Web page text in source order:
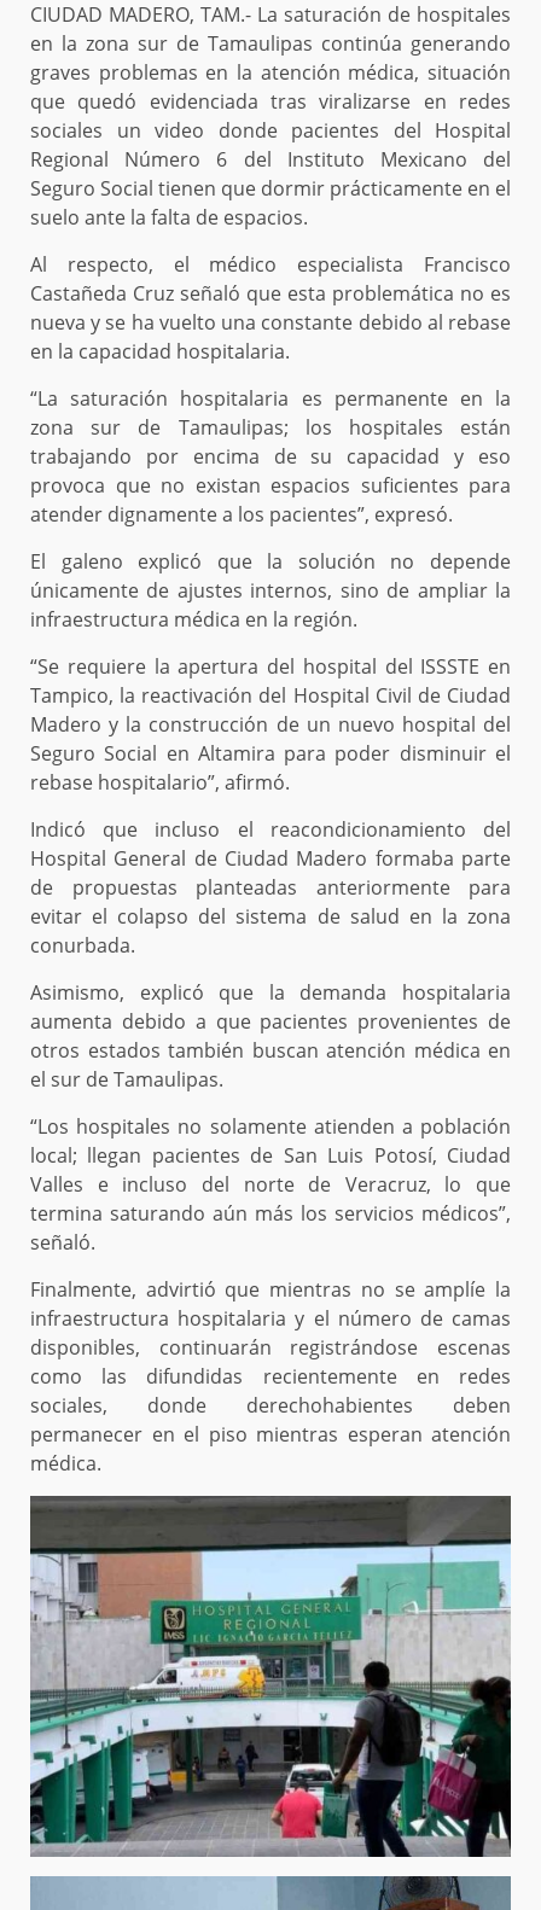
CIUDAD MADERO, TAM.- La saturación de hospitales
en la zona sur de Tamaulipas continúa generando
graves problemas en la atención médica, situación
que quedó evidenciada tras viralizarse en redes
sociales un video donde pacientes del Hospital
Regional Número 6 del Instituto Mexicano del
Seguro Social tienen que dormir prácticamente en el
suelo ante la falta de espacios.
Al respecto, el médico especialista Francisco
Castañeda Cruz señaló que esta problemática no es
nueva y se ha vuelto una constante debido al rebase
en la capacidad hospitalaria.
“La saturación hospitalaria es permanente en la
zona sur de Tamaulipas; los hospitales están
trabajando por encima de su capacidad y eso
provoca que no existan espacios suficientes para
atender dignamente a los pacientes”, expresó.
El galeno explicó que la solución no depende
únicamente de ajustes internos, sino de ampliar la
infraestructura médica en la región.
“Se requiere la apertura del hospital del ISSSTE en
Tampico, la reactivación del Hospital Civil de Ciudad
Madero y la construcción de un nuevo hospital del
Seguro Social en Altamira para poder disminuir el
rebase hospitalario”, afirmó.
Indicó que incluso el reacondicionamiento del
Hospital General de Ciudad Madero formaba parte
de propuestas planteadas anteriormente para
evitar el colapso del sistema de salud en la zona
conurbada.
Asimismo, explicó que la demanda hospitalaria
aumenta debido a que pacientes provenientes de
otros estados también buscan atención médica en
el sur de Tamaulipas.
“Los hospitales no solamente atienden a población
local; llegan pacientes de San Luis Potosí, Ciudad
Valles e incluso del norte de Veracruz, lo que
termina saturando aún más los servicios médicos”,
señaló.
Finalmente, advirtió que mientras no se amplíe la
infraestructura hospitalaria y el número de camas
disponibles, continuarán registrándose escenas
como las difundidas recientemente en redes
sociales, donde derechohabientes deben
permanecer en el piso mientras esperan atención
médica.